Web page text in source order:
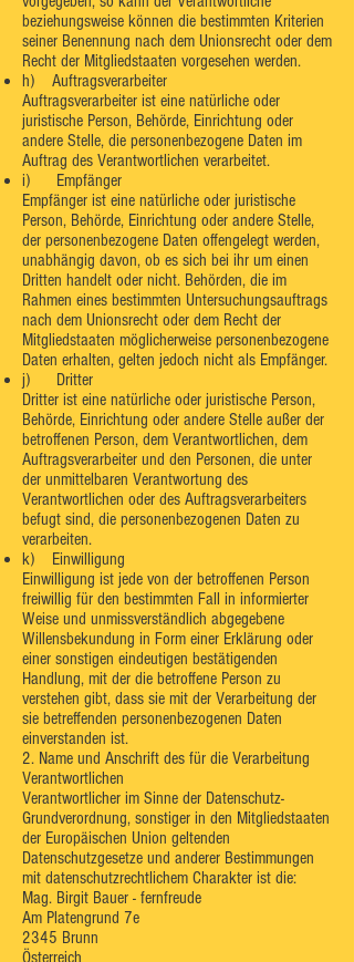
beziehungsweise können die bestimmten Kriterien
seiner Benennung nach dem Unionsrecht oder dem
Recht der Mitgliedstaaten vorgesehen werden.
h) Auftragsverarbeiter
Auftragsverarbeiter ist eine natürliche oder
juristische Person, Behörde, Einrichtung oder
andere Stelle, die personenbezogene Daten im
Auftrag des Verantwortlichen verarbeitet.
i) Empfänger
Empfänger ist eine natürliche oder juristische
Person, Behörde, Einrichtung oder andere Stelle,
der personenbezogene Daten offengelegt werden,
unabhängig davon, ob es sich bei ihr um einen
Dritten handelt oder nicht. Behörden, die im
Rahmen eines bestimmten Untersuchungsauftrags
nach dem Unionsrecht oder dem Recht der
Mitgliedstaaten möglicherweise personenbezogene
Daten erhalten, gelten jedoch nicht als Empfänger.
j) Dritter
Dritter ist eine natürliche oder juristische Person,
Behörde, Einrichtung oder andere Stelle außer der
betroffenen Person, dem Verantwortlichen, dem
Auftragsverarbeiter und den Personen, die unter
der unmittelbaren Verantwortung des
Verantwortlichen oder des Auftragsverarbeiters
befugt sind, die personenbezogenen Daten zu
verarbeiten.
k) Einwilligung
Einwilligung ist jede von der betroffenen Person
freiwillig für den bestimmten Fall in informierter
Weise und unmissverständlich abgegebene
Willensbekundung in Form einer Erklärung oder
einer sonstigen eindeutigen bestätigenden
Handlung, mit der die betroffene Person zu
verstehen gibt, dass sie mit der Verarbeitung der
sie betreffenden personenbezogenen Daten
einverstanden ist.
2. Name und Anschrift des für die Verarbeitung
Verantwortlichen
Verantwortlicher im Sinne der Datenschutz-
Grundverordnung, sonstiger in den Mitgliedstaaten
der Europäischen Union geltenden
Datenschutzgesetze und anderer Bestimmungen
mit datenschutzrechtlichem Charakter ist die:
Mag. Birgit Bauer - fernfreude
Am Platengrund 7e
2345 Brunn
Österreich